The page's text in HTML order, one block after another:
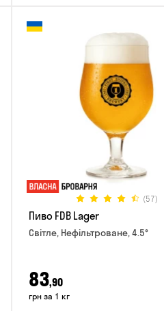
(57)
Пиво FDB Lager
Світле, Нефільтроване, 4.5°
83,90
грн за 1 кг